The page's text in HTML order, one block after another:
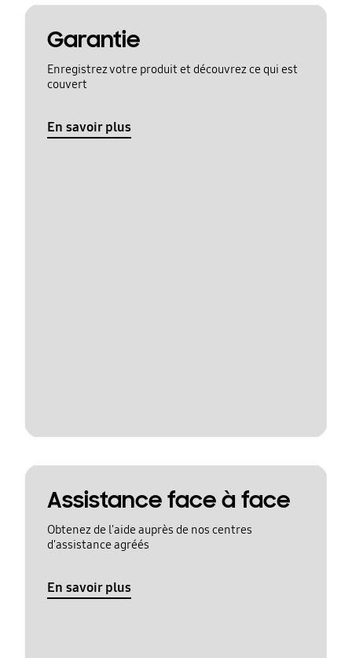
Garantie
Enregistrez votre produit et découvrez ce qui est
couvert
En savoir plus
Assistance face à face
Obtenez de l'aide auprès de nos centres
d'assistance agréés
En savoir plus